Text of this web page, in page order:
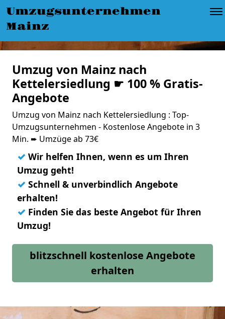
Umzugsunternehmen
Mainz
Umzug von Mainz nach
Kettelersiedlung ☛ 100 % Gratis-
Angebote
Umzug von Mainz nach Kettelersiedlung : Top-
Umzugsunternehmen - Kostenlose Angebote in 3
Min. ➨ Umzüge ab 73€
✓ Wir helfen Ihnen, wenn es um Ihren
Umzug geht!
✓ Schnell & unverbindlich Angebote
erhalten!
✓ Finden Sie das beste Angebot für Ihren
Umzug!
blitzschnell kostenlose Angebote
erhalten